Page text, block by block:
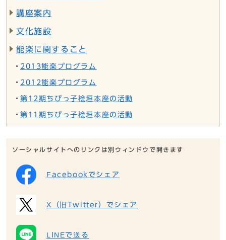
講座案内
文化施設
能楽に関すること
2013能楽プログラム
2012能楽プログラム
第12期ちびっ子桧垣本座の活動
第11期ちびっ子桧垣本座の活動
ソーシャルサイトへのリンクは別ウィンドウで開きます
Facebookでシェア
X（旧Twitter）でシェア
LINEで送る